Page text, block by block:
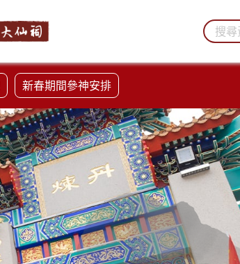
新春期間參神安排